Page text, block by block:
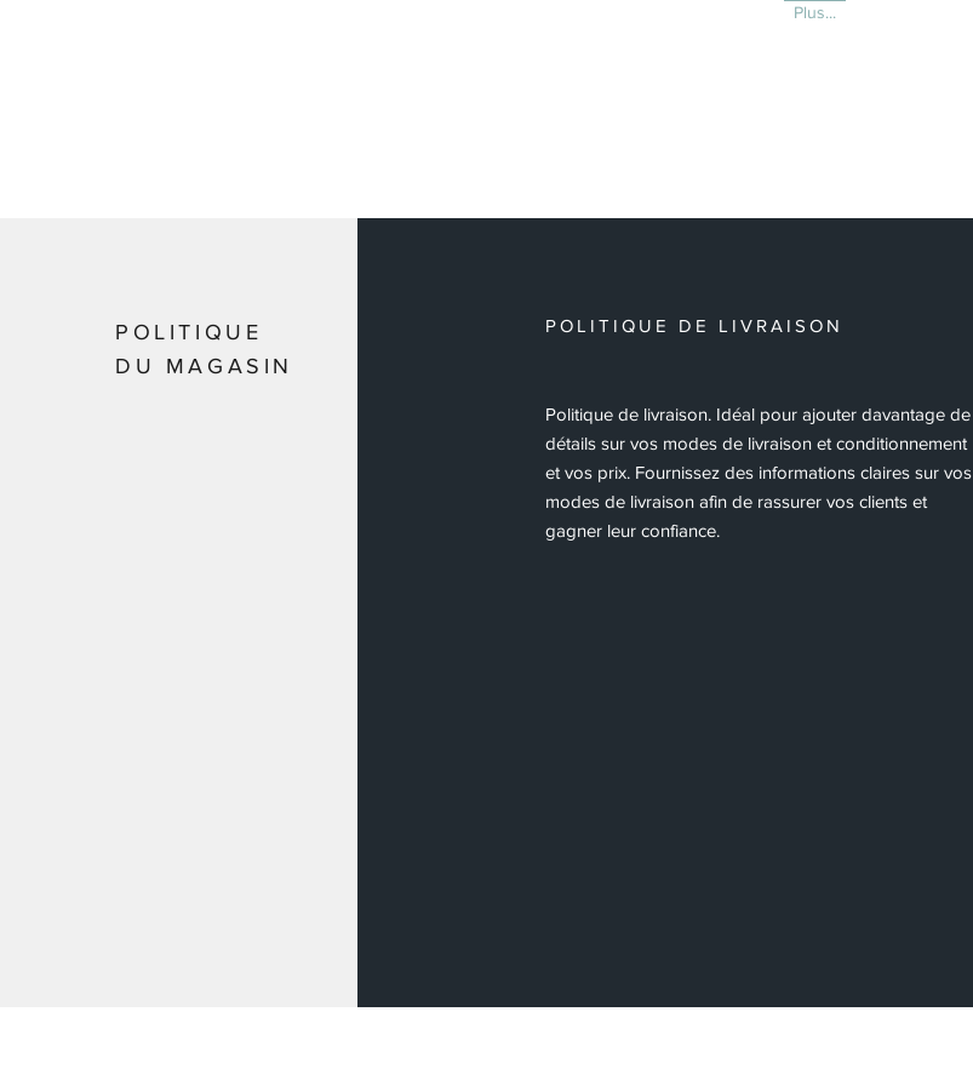
Plus...
POLITIQUE
DU MAGASIN
POLITIQUE DE LIVRAISON
Politique de livraison. Idéal pour ajouter davantage de
détails sur vos modes de livraison et conditionnement
et vos prix. Fournissez des informations claires sur vos
modes de livraison afin de rassurer vos clients et
gagner leur confiance.